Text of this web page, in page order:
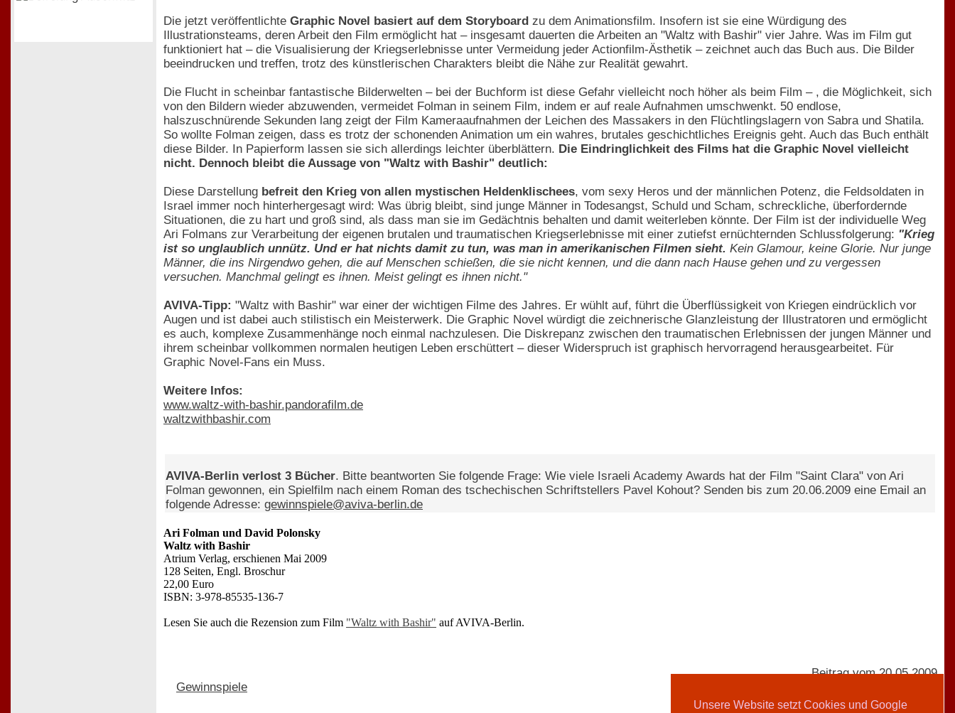
Unsere Website setzt Cookies und Google
Die jetzt veröffentlichte Graphic Novel basiert auf dem Storyboard zu dem Animationsfilm. Insofern ist sie eine Würdigung des
Illustrationsteams, deren Arbeit den Film ermöglicht hat – insgesamt dauerten die Arbeiten an "Waltz with Bashir" vier Jahre. Was im Film gut
funktioniert hat – die Visualisierung der Kriegserlebnisse unter Vermeidung jeder Actionfilm-Ästhetik – zeichnet auch das Buch aus. Die Bilder
beeindrucken und treffen, trotz des künstlerischen Charakters bleibt die Nähe zur Realität gewahrt.
Die Flucht in scheinbar fantastische Bilderwelten – bei der Buchform ist diese Gefahr vielleicht noch höher als beim Film – , die Möglichkeit, sich
von den Bildern wieder abzuwenden, vermeidet Folman in seinem Film, indem er auf reale Aufnahmen umschwenkt. 50 endlose,
halszuschnürende Sekunden lang zeigt der Film Kameraaufnahmen der Leichen des Massakers in den Flüchtlingslagern von Sabra und Shatila.
So wollte Folman zeigen, dass es trotz der schonenden Animation um ein wahres, brutales geschichtliches Ereignis geht. Auch das Buch enthält
diese Bilder. In Papierform lassen sie sich allerdings leichter überblättern. Die Eindringlichkeit des Films hat die Graphic Novel vielleicht
nicht. Dennoch bleibt die Aussage von "Waltz with Bashir" deutlich:
Diese Darstellung befreit den Krieg von allen mystischen Heldenklischees, vom sexy Heros und der männlichen Potenz, die Feldsoldaten in
Israel immer noch hinterhergesagt wird: Was übrig bleibt, sind junge Männer in Todesangst, Schuld und Scham, schreckliche, überfordernde
Situationen, die zu hart und groß sind, als dass man sie im Gedächtnis behalten und damit weiterleben könnte. Der Film ist der individuelle Weg
Ari Folmans zur Verarbeitung der eigenen brutalen und traumatischen Kriegserlebnisse mit einer zutiefst ernüchternden Schlussfolgerung: "Krieg
ist so unglaublich unnütz. Und er hat nichts damit zu tun, was man in amerikanischen Filmen sieht. Kein Glamour, keine Glorie. Nur junge
Männer, die ins Nirgendwo gehen, die auf Menschen schießen, die sie nicht kennen, und die dann nach Hause gehen und zu vergessen
versuchen. Manchmal gelingt es ihnen. Meist gelingt es ihnen nicht."
AVIVA-Tipp: "Waltz with Bashir" war einer der wichtigen Filme des Jahres. Er wühlt auf, führt die Überflüssigkeit von Kriegen eindrücklich vor
Augen und ist dabei auch stilistisch ein Meisterwerk. Die Graphic Novel würdigt die zeichnerische Glanzleistung der Illustratoren und ermöglicht
es auch, komplexe Zusammenhänge noch einmal nachzulesen. Die Diskrepanz zwischen den traumatischen Erlebnissen der jungen Männer und
ihrem scheinbar vollkommen normalen heutigen Leben erschüttert – dieser Widerspruch ist graphisch hervorragend herausgearbeitet. Für
Graphic Novel-Fans ein Muss.
Weitere Infos:
www.waltz-with-bashir.pandorafilm.de
waltzwithbashir.com
AVIVA-Berlin verlost 3 Bücher. Bitte beantworten Sie folgende Frage: Wie viele Israeli Academy Awards hat der Film "Saint Clara" von Ari
Folman gewonnen, ein Spielfilm nach einem Roman des tschechischen Schriftstellers Pavel Kohout? Senden bis zum 20.06.2009 eine Email an
folgende Adresse: gewinnspiele@aviva-berlin.de
Ari Folman und David Polonsky
Waltz with Bashir
Atrium Verlag, erschienen Mai 2009
128 Seiten, Engl. Broschur
22,00 Euro
ISBN: 3-978-85535-136-7
Lesen Sie auch die Rezension zum Film "Waltz with Bashir" auf AVIVA-Berlin.
Gewinnspiele
Beitrag vom 20.05.2009